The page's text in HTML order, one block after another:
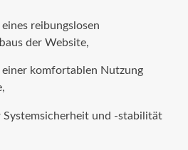
reibungslosen
der Website,
komfortablen Nutzung
und -stabilität